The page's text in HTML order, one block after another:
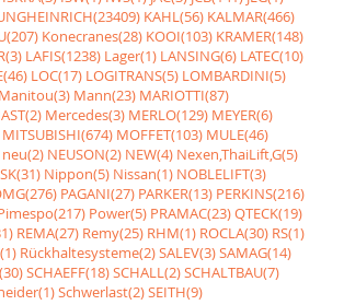
KAHL(56) KALMAR(466)
Konecranes(28) KOOI(103) KRAMER(148)
LAFIS(1238) Lager(1) LANSING(6) LATEC(10)
LOC(17) LOGITRANS(5) LOMBARDINI(5)
Manitou(3) Mann(23) MARIOTTI(87)
Mercedes(3) MERLO(129) MEYER(6)
MITSUBISHI(674) MOFFET(103) MULE(46)
neu(2) NEUSON(2) NEW(4) Nexen,ThaiLift,G(5)
Nippon(5) Nissan(1) NOBLELIFT(3)
PAGANI(27) PARKER(13) PERKINS(216)
Power(5) PRAMAC(23)QTECK(19)
REMA(27) Remy(25) RHM(1) ROCLA(30) RS(1)
Rückhaltesysteme(2)SALEV(3)SAMAG(14)
SCHAEFF(18)SCHALL(2)SCHALTBAU(7)
Schwerlast(2)SEITH(9)